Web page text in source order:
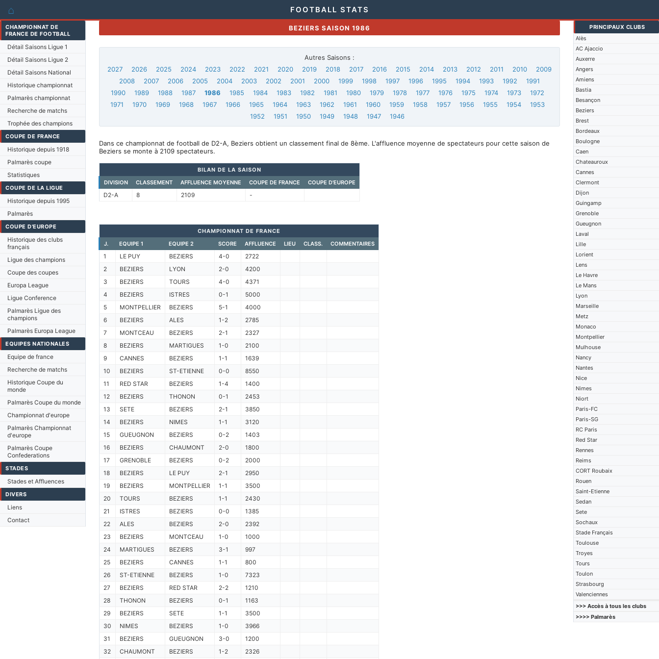
⌂ FOOTBALL STATS
CHAMPIONNAT DE
FRANCE DE FOOTBALL
Détail Saisons Ligue 1
Détail Saisons Ligue 2
Détail Saisons National
Historique championnat
Palmarès championnat
Recherche de matchs
Trophée des champions
COUPE DE FRANCE
Historique depuis 1918
Palmarès coupe
Statistiques
COUPE DE LA LIGUE
Historique depuis 1995
Palmarès
COUPE D'EUROPE
Historique des clubs
français
Ligue des champions
Coupe des coupes
Europa League
Ligue Conference
Palmarès Ligue des
champions
Palmarès Europa League
EQUIPES NATIONALES
Equipe de france
Recherche de matchs
Historique Coupe du
monde
Palmarès Coupe du monde
Championnat d'europe
Palmarès Championnat
d'europe
Palmarès Coupe
Confederations
STADES
Stades et Affluences
DIVERS
Liens
Contact
PRINCIPAUX CLUBS
Alès
AC Ajaccio
Auxerre
Angers
Amiens
Bastia
Besançon
Beziers
Brest
Bordeaux
Boulogne
Caen
Chateauroux
Cannes
Clermont
Dijon
Guingamp
Grenoble
Gueugnon
Laval
Lille
Lorient
Lens
Le Havre
Le Mans
Lyon
Marseille
Metz
Monaco
Montpellier
Mulhouse
Nancy
Nantes
Nice
Nimes
Niort
Paris-FC
Paris-SG
RC Paris
Red Star
Rennes
Reims
CORT Roubaix
Rouen
Saint-Etienne
Sedan
Sete
Sochaux
Stade Français
Toulouse
Troyes
Tours
Toulon
Strasbourg
Valenciennes
>>> Accès à tous les clubs
>>>> Palmarès
BEZIERS SAISON 1986
Autres Saisons :
2027
2026 2025 2024 2023 2022 2021 2020 2019 2018 2017 2016 2015 2014 2013 2012 2011 2010
2009
2008
2007 2006 2005 2004 2003 2002 2001 2000 1999 1998 1997 1996 1995 1994 1993 1992
1991
1990
1989 1988 1987 1986 1985 1984 1983 1982 1981 1980 1979 1978 1977 1976 1975 1974 1973
1972
1971
1970 1969 1968 1967 1966 1965 1964 1963 1962 1961 1960 1959 1958 1957 1956 1955 1954
1953
1952
1951 1950 1949 1948 1947 1946
Dans ce championnat de football de D2-A, Beziers obtient un classement final de 8ème. L'affluence moyenne de spectateurs pour cette saison de
Beziers se monte à 2109 spectateurs.
BILAN DE LA SAISON
DIVISION
CLASSEMENT AFFLUENCE MOYENNE COUPE DE FRANCE COUPE D'EUROPE
D2-A 8 2109 -
CHAMPIONNAT DE FRANCE
J.
EQUIPE 1 EQUIPE 2 SCORE AFFLUENCE LIEU CLASS. COMMENTAIRES
1 LE PUY BEZIERS 4-0
2722
2
BEZIERS LYON 2-0
4200
3
BEZIERS TOURS 4-0
4371
4
BEZIERS ISTRES 0-1
5000
5
MONTPELLIER BEZIERS 5-1
4000
6
BEZIERS ALES 1-2
2785
7
MONTCEAU BEZIERS 2-1
2327
8
BEZIERS MARTIGUES 1-0
2100
9
CANNES BEZIERS 1-1
1639
10
BEZIERS ST-ETIENNE 0-0
8550
11
RED STAR BEZIERS 1-4
1400
12
BEZIERS THONON 0-1
2453
13
SETE BEZIERS 2-1
3850
14
BEZIERS NIMES 1-1
3120
15
GUEUGNON BEZIERS 0-2
1403
16
BEZIERS CHAUMONT 2-0
1800
17
GRENOBLE BEZIERS 0-2
2000
18
BEZIERS LE PUY 2-1
2950
19
BEZIERS MONTPELLIER 1-1
3500
20
TOURS BEZIERS 1-1
2430
21
ISTRES BEZIERS 0-0
1385
22
ALES BEZIERS 2-0
2392
23
BEZIERS MONTCEAU 1-0
1000
24
MARTIGUES BEZIERS 3-1
997
25
BEZIERS CANNES 1-1
800
26
ST-ETIENNE BEZIERS 1-0
7323
27
BEZIERS RED STAR 2-2
1210
28
THONON BEZIERS 0-1
1163
29
BEZIERS SETE 1-1
3500
30
NIMES BEZIERS 1-0
3966
31
BEZIERS GUEUGNON 3-0
1200
32
CHAUMONT BEZIERS 1-2 2326